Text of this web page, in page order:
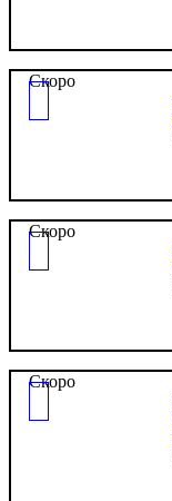
Скоро
Скоро
Скоро